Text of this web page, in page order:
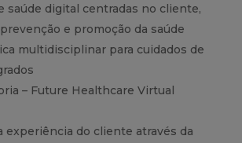
saúde digital centradas no cliente,
e promoção da saúde
multidisciplinar para cuidados de
– Future Healthcare Virtual
experiência do cliente através da